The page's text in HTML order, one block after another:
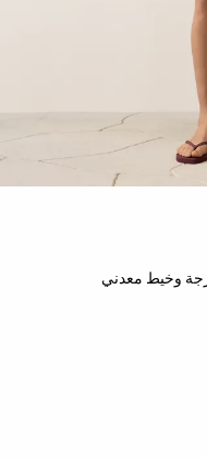
وخيط معدني